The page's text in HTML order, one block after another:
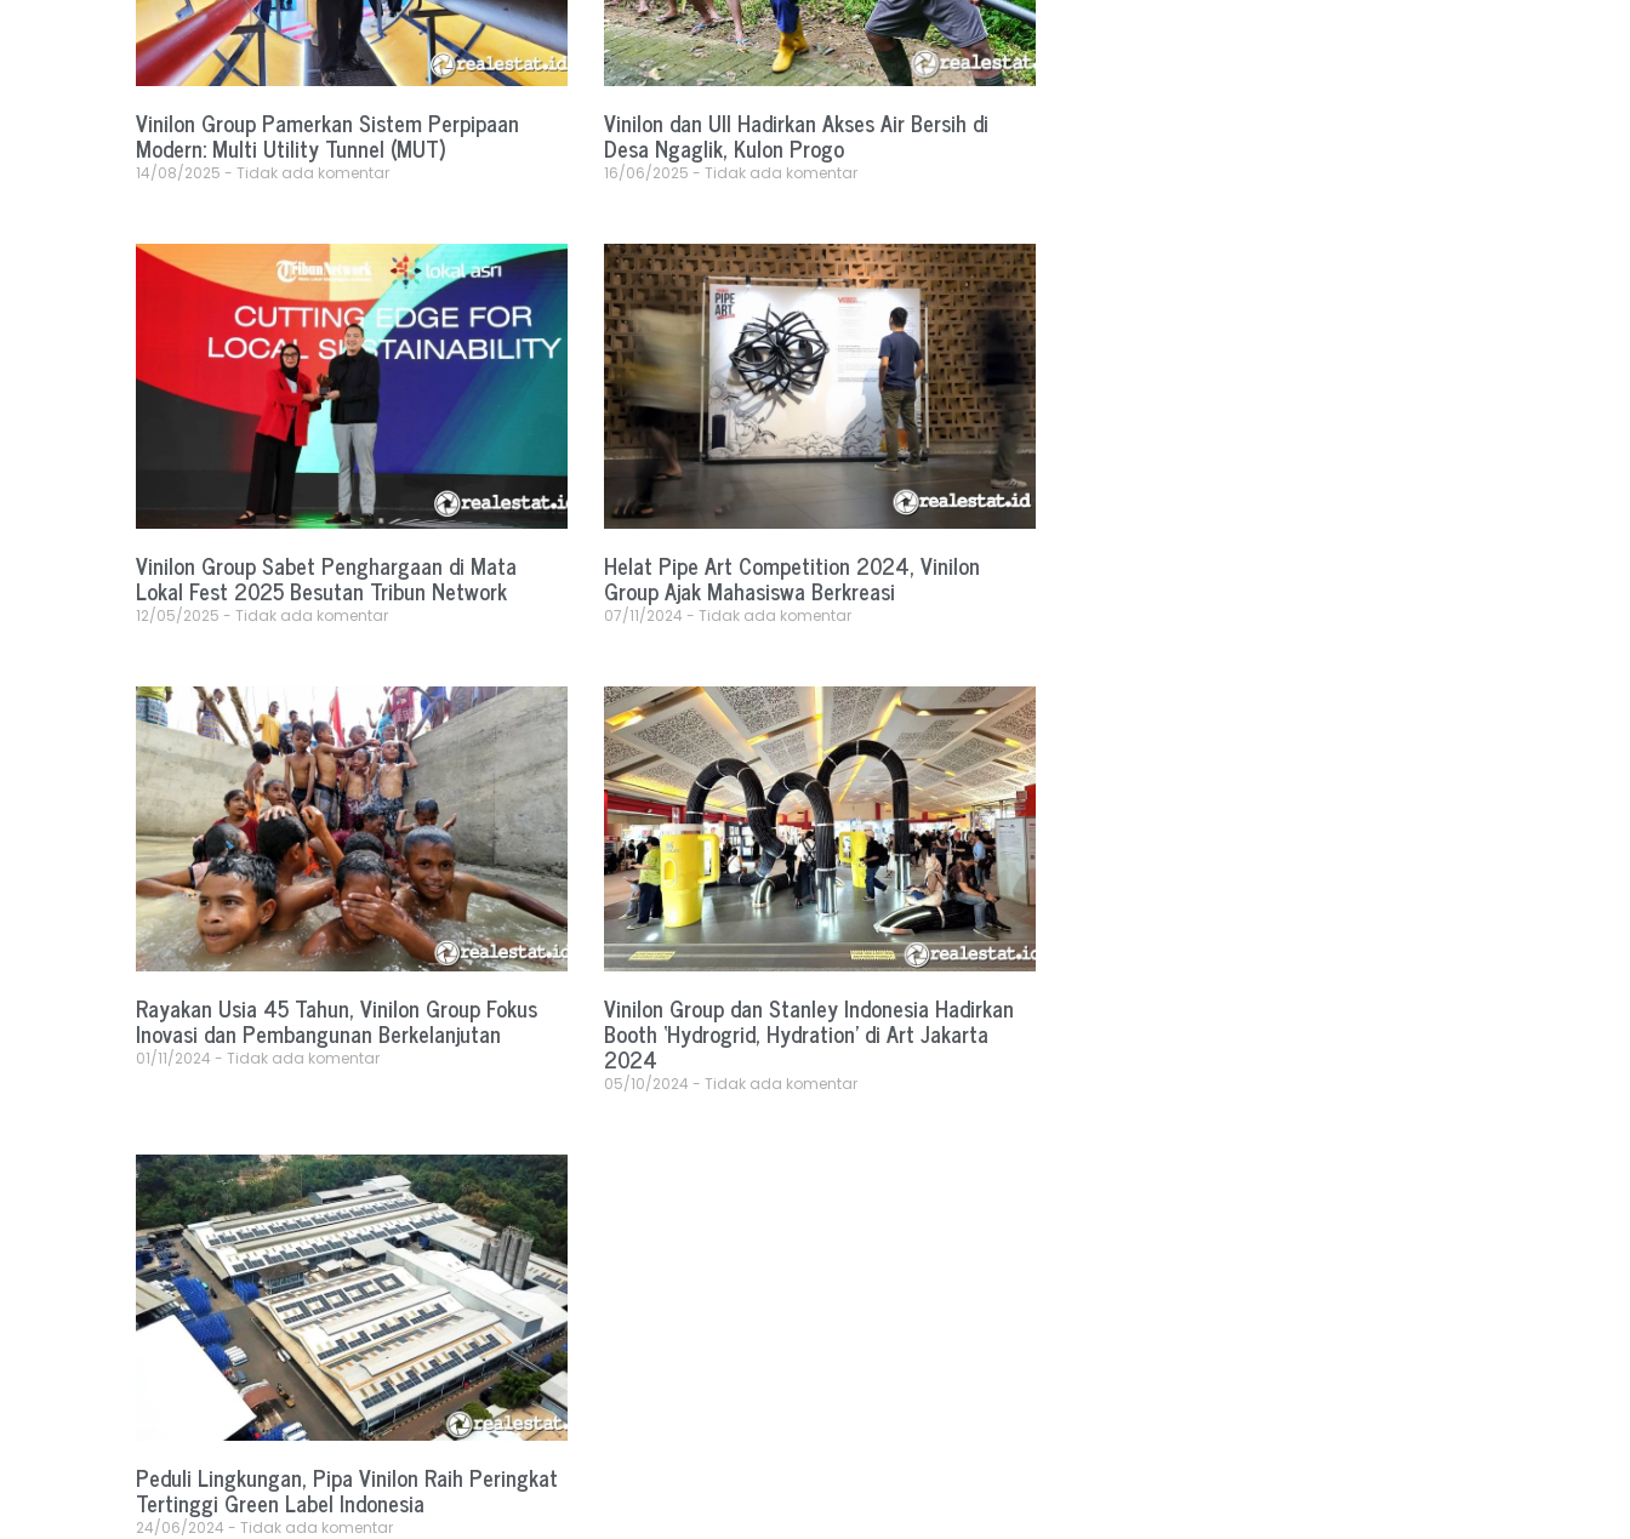
Vinilon Group Pamerkan Sistem Perpipaan
Modern: Multi Utility Tunnel (MUT)
14/08/2025 Tidak ada komentar
Vinilon dan UII Hadirkan Akses Air Bersih di
Desa Ngaglik, Kulon Progo
16/06/2025 Tidak ada komentar
Vinilon Group Sabet Penghargaan di Mata
Lokal Fest 2025 Besutan Tribun Network
12/05/2025 Tidak ada komentar
Helat Pipe Art Competition 2024, Vinilon
Group Ajak Mahasiswa Berkreasi
07/11/2024 Tidak ada komentar
Rayakan Usia 45 Tahun, Vinilon Group Fokus
Inovasi dan Pembangunan Berkelanjutan
01/11/2024 Tidak ada komentar
Vinilon Group dan Stanley Indonesia Hadirkan
Booth ‘Hydrogrid, Hydration’ di Art Jakarta
2024
05/10/2024 Tidak ada komentar
Peduli Lingkungan, Pipa Vinilon Raih Peringkat
Tertinggi Green Label Indonesia
24/06/2024 Tidak ada komentar